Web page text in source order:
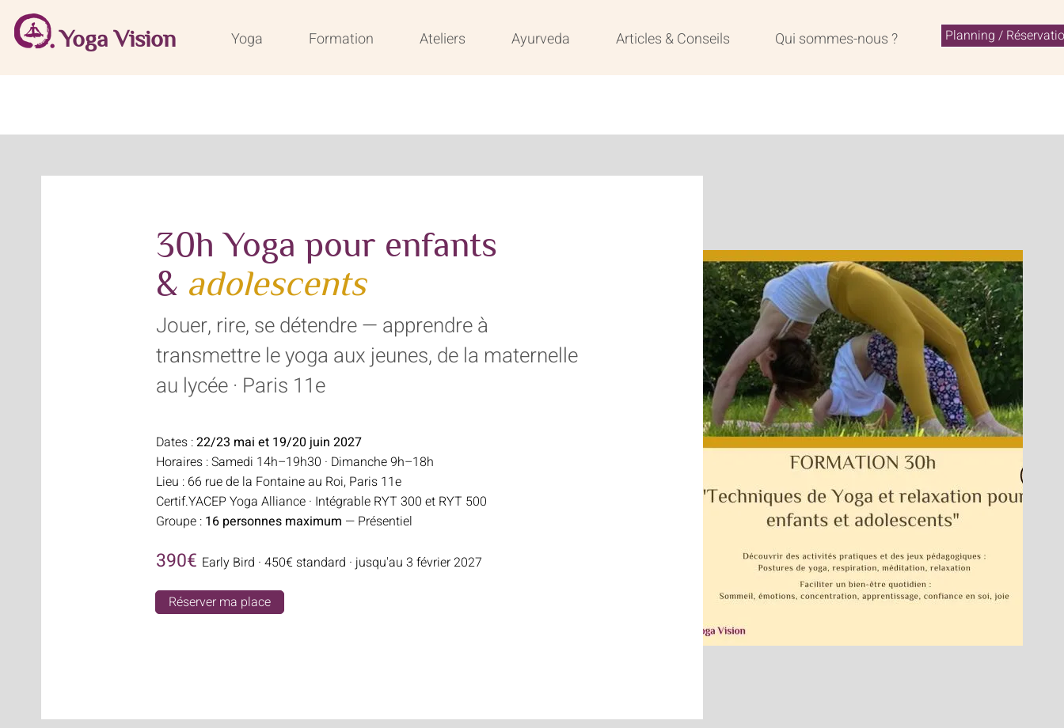
Yoga Vision Yoga Formation Ateliers Ayurveda Articles & Conseils Qui sommes-nous ? Planning /
30h Yoga pour enfants
& adolescents
Jouer, rire, se détendre — apprendre à
transmettre le yoga aux jeunes, de la maternelle
au lycée · Paris 11e
Dates :22/23 mai et 19/20 juin 2027
Horaires : Samedi 14h–19h30 · Dimanche 9h–18h
Lieu : 66 rue de la Fontaine au Roi, Paris 11e
Certif.YACEP Yoga Alliance · Intégrable RYT 300 et RYT 500
Groupe : 16 personnes maximum — Présentiel
390€ Early Bird · 450€ standard · jusqu'au 3 février 2027
Réserver ma place